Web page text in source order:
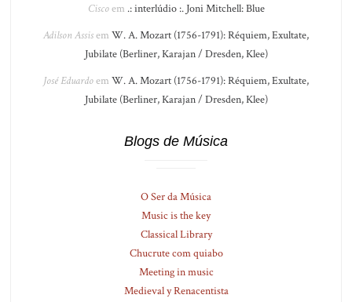
Ciscoem .: interlúdio :. Joni Mitchell: Blue
Adilson Assisem W. A. Mozart (1756-1791): Réquiem, Exultate,
Jubilate (Berliner, Karajan / Dresden, Klee)
José Eduardoem W. A. Mozart (1756-1791): Réquiem, Exultate,
Jubilate (Berliner, Karajan / Dresden, Klee)
Blogs de Música
O Ser da Música
Music is the key
Classical Library
Chucrute com quiabo
Meeting in music
Medieval y Renacentista